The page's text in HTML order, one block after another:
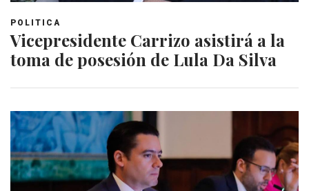
POLITICA
Vicepresidente Carrizo asistirá a la
toma de posesión de Lula Da Silva